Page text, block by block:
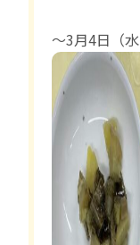
〜3月4日（